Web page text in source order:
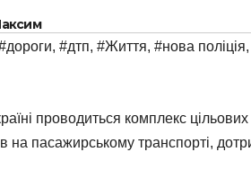
, #дтп, #Життя, #нова поліція,
проводиться комплекс
на пасажирському транспорті,